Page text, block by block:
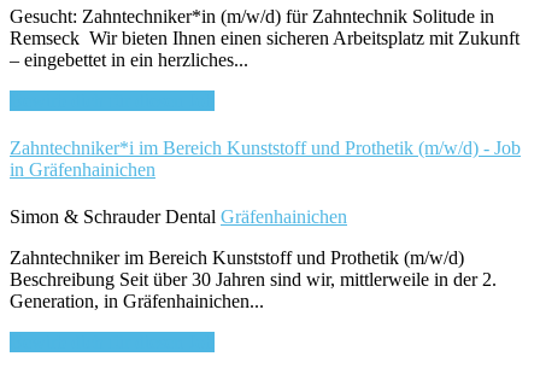
Gesucht: Zahntechniker*in (m/w/d) für Zahntechnik Solitude in
Remseck Wir bieten Ihnen einen sicheren Arbeitsplatz mit Zukunft
– eingebettet in ein herzliches...
Zahntechniker*i im Bereich Kunststoff und Prothetik (m/w/d) - Job
in Gräfenhainichen
Simon & Schrauder Dental Gräfenhainichen
Zahntechniker im Bereich Kunststoff und Prothetik (m/w/d)
Beschreibung Seit über 30 Jahren sind wir, mittlerweile in der 2.
Generation, in Gräfenhainichen...